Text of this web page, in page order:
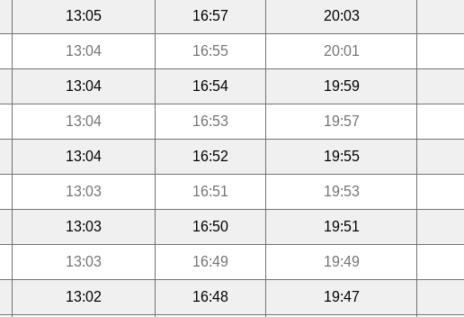
13:05 16:57 20:03
13:04 16:55 20:01
13:04 16:54 19:59
13:04 16:53 19:57
13:04 16:52 19:55
13:03 16:51 19:53
13:03 16:50 19:51
13:03 16:49 19:49
13:02 16:48 19:47